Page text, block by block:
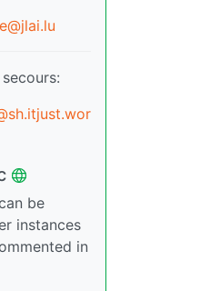
be
instances
in